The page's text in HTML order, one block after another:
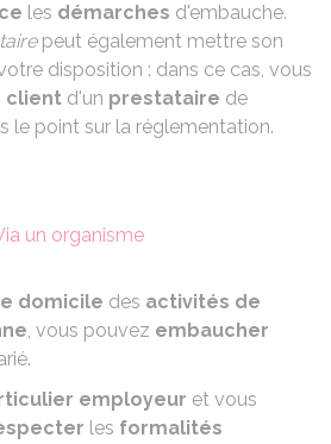
les démarches d'embauche.
peut également mettre son
disposition : dans ce cas, vous
client d'un prestataire de
le point sur la réglementation.
un organisme
domicile des activités de
, vous pouvez embaucher
employeur et vous
les formalités